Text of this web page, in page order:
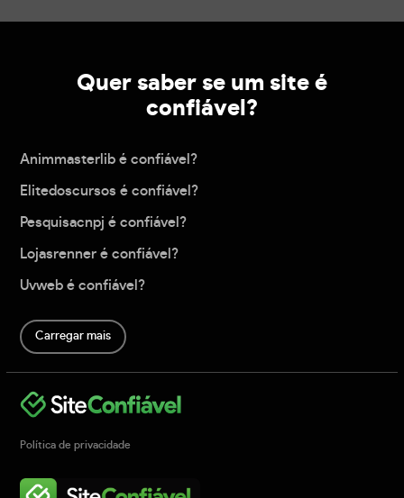
Quer saber se um site é
confiável?
Animmasterlib é confiável?
Elitedoscursos é confiável?
Pesquisacnpj é confiável?
Lojasrenner é confiável?
Uvweb é confiável?
Carregar mais
Política de privacidade